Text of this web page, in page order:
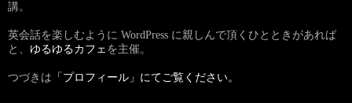
講。
英会話を楽しむように WordPress に親しんで頂くひとときがあれば
と、 ゆるゆるカフェ を主催。
つづきは 「プロフィール」にてご覧ください。